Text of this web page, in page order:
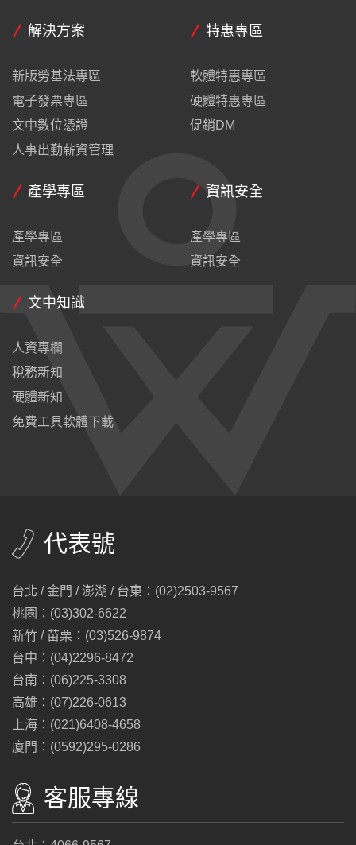
解決方案
新版勞基法專區
電子發票專區
文中數位憑證
人事出勤薪資管理
特惠專區
軟體特惠專區
硬體特惠專區
促銷DM
產學專區
產學專區
資訊安全
資訊安全
產學專區
資訊安全
文中知識
人資專欄
稅務新知
硬體新知
免費工具軟體下載
代表號
台北 / 金門 / 澎湖 / 台東：(02)2503-9567
桃園：(03)302-6622
新竹 / 苗栗：(03)526-9874
台中：(04)2296-8472
台南：(06)225-3308
高雄：(07)226-0613
上海：(021)6408-4658
廈門：(0592)295-0286
客服專線